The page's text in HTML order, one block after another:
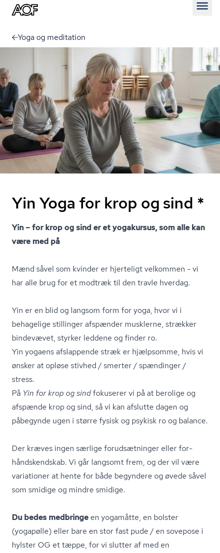
Yoga og meditation
Yin Yoga for krop og sind *
Yin – for krop og sind er et yogakursus, som alle kan
være med på
Mænd såvel som kvinder er hjerteligt velkommen - vi
har alle brug for et modtræk til den travle hverdag.
Yin er en blid og langsom form for yoga, hvor vi i
behagelige stillinger afspænder musklerne, strækker
bindevævet, styrker leddene og finder ro.
Yin yogaens afslappende stræk er hjælpsomme, hvis vi
ønsker at opløse stivhed / smerter / spændinger /
stress.
På Yin for krop og sindfokuserer vi på at berolige og
afspænde krop og sind, så vi kan afslutte dagen og
påbegynde ugen i større fysisk og psykisk ro og balance.
Der kræves ingen særlige forudsætninger eller for­
hånd­skend­skab. Vi går langsomt frem, og der vil være
variationer at hente for både begyndere og øvede såvel
som smidige og mindre smidige.
Du bedes medbringe en yogamåtte, en bolster
(yogapølle) eller bare en stor fast pude / en sovepose i
hylster OG et tæppe, for vi slutter af med en